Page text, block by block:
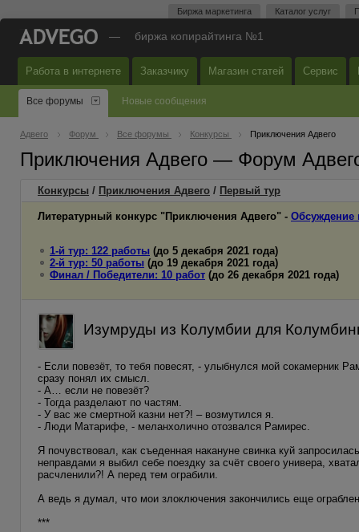
Биржа маркетинга Каталог услуг
— биржа копирайтинга №1
Работа в интернете Заказчику Магазин статей Сервис
Все форумы Новые сообщения
Адвего Форум Все форумы Конкурсы Приключения Адвего
Приключения Адвего — Форум
Конкурсы / Приключения Адвего / Первый тур
Литературный конкурс "Приключения Адвего" - Обсуждение
1-й тур: 122 работы (до 5 декабря 2021 года)
2-й тур: 50 работы (до 19 декабря 2021 года)
Финал / Победители: 10 работ (до 26 декабря 2021 года)
Изумруды из Колумбии для
- Если повезёт, то тебя повесят, - улыбнулся мой сокамерник
сразу понял их смысл.
- А… если не повезёт?
- Тогда разделают по частям.
- У вас же смертной казни нет?! – возмутился я.
- Люди Матарифе, - меланхолично отозвался Рамирес.
Я почувствовал, как съеденная накануне свинка куй
неправдами я выбил себе поездку за счёт своего универа,
расчленили?! А перед тем ограбили.
А ведь я думал, что мои злоключения закончились еще
***